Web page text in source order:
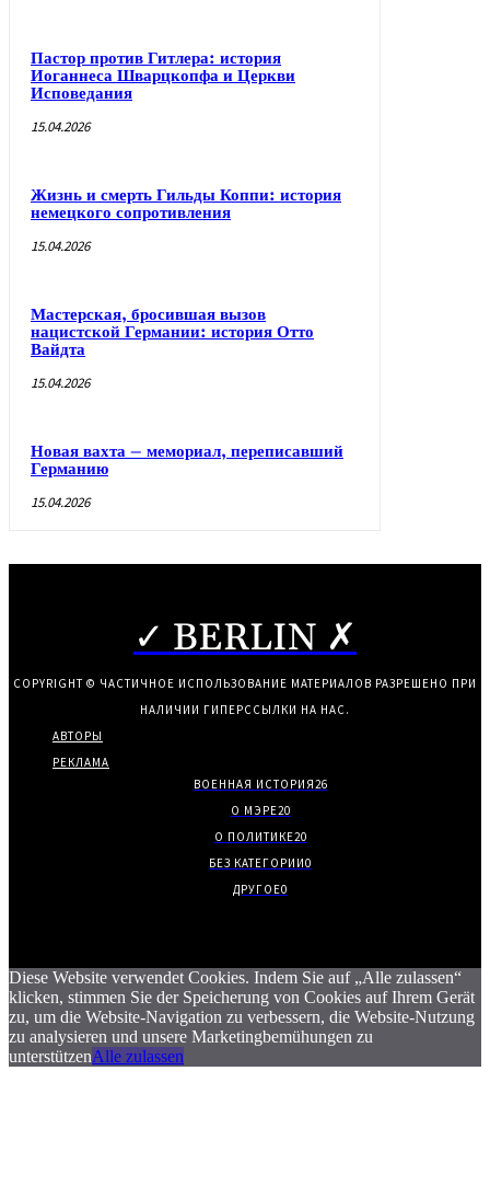
Пастор против Гитлера: история
Иоганнеса Шварцкопфа и Церкви
Исповедания
15.04.2026
Жизнь и смерть Гильды Коппи: история
немецкого сопротивления
15.04.2026
Мастерская, бросившая вызов
нацистской Германии: история Отто
Вайдта
15.04.2026
Новая вахта – мемориал, переписавший
Германию
15.04.2026
✓ BERLIN ✗
COPYRIGHT © ЧАСТИЧНОЕ ИСПОЛЬЗОВАНИЕ МАТЕРИАЛОВ РАЗРЕШЕНО ПРИ
НАЛИЧИИ ГИПЕРССЫЛКИ НА НАС.
АВТОРЫ
РЕКЛАМА
ВОЕННАЯ ИСТОРИЯ26
О МЭРЕ20
О ПОЛИТИКЕ20
БЕЗ КАТЕГОРИИ0
ДРУГОЕ0
Diese Website verwendet Cookies. Indem Sie auf „Alle zulassen“
klicken, stimmen Sie der Speicherung von Cookies auf Ihrem Gerät
zu, um die Website-Navigation zu verbessern, die Website-Nutzung
zu analysieren und unsere Marketingbemühungen zu
unterstützenAlle zulassen